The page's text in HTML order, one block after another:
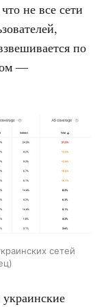
не все сети
по
—
сетей
украинские